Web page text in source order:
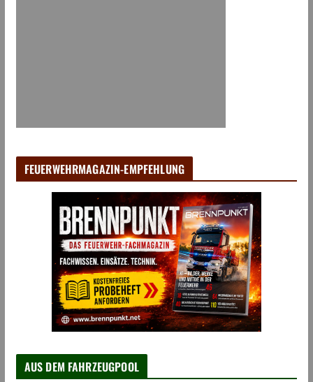
FEUERWEHRMAGAZIN-EMPFEHLUNG
AUS DEM FAHRZEUGPOOL